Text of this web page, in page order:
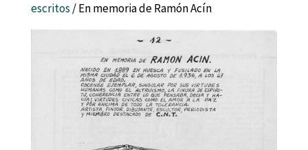
escritos / En memoria de Ramón Acín